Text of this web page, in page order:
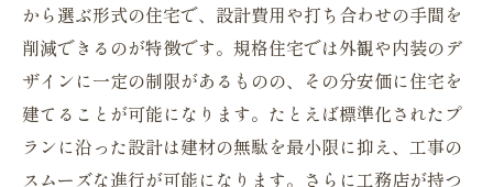
から選ぶ形式の住宅で、設計費用や打ち合わせの手間を
削減できるのが特徴です。規格住宅では外観や内装のデ
ザインに一定の制限があるものの、その分安価に住宅を
建てることが可能になります。たとえば標準化されたプ
ランに沿った設計は建材の無駄を最小限に抑え、工事の
スムーズな進行が可能になります。さらに工務店が持つ